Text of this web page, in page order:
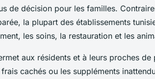
de décision pour les familles.
la plupart des établissements
les soins, la restauration et les
aux résidents et à leurs proches de
cachés ou les suppléments